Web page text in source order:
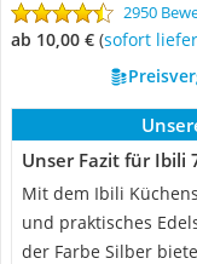
2950
ab 10,00 € ( Sofort
Unser Fazit für Ibili
Mit dem Ibili
und praktisches
der Farbe Silber